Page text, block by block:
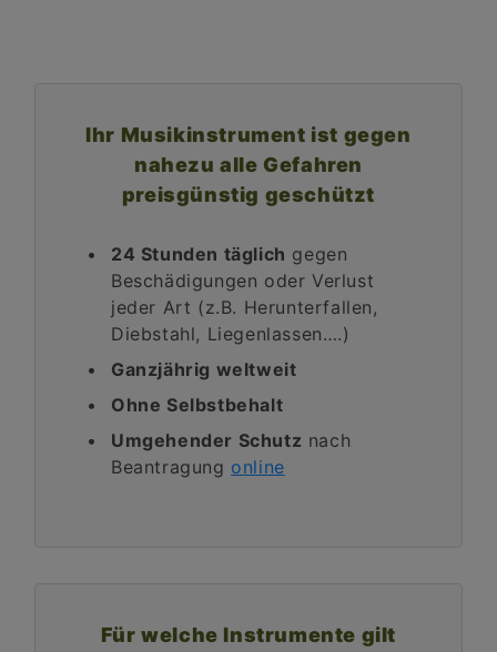
Ihr Musikinstrument ist gegen
nahezu alle Gefahren
preisgünstig geschützt
24 Stunden täglich gegen
Beschädigungen oder Verlust
jeder Art (z.B. Herunterfallen,
Diebstahl, Liegenlassen….)
Ganzjährig weltweit
Ohne Selbstbehalt
Umgehender Schutz nach
Beantragung online
Für welche Instrumente gilt